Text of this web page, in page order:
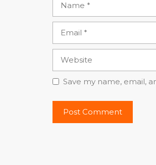
Save my name, email,